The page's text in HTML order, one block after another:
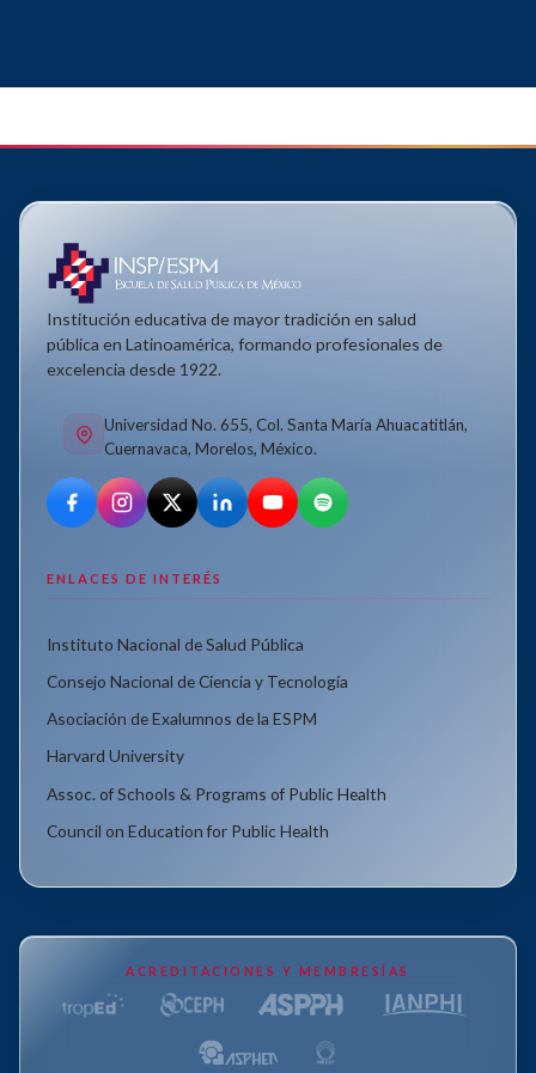
Institución educativa de mayor tradición en salud
pública en Latinoamérica, formando profesionales de
excelencia desde 1922.
Universidad No. 655, Col. Santa María Ahuacatitlán,
Cuernavaca, Morelos, México.
ENLACES DE INTERÉS
Instituto Nacional de Salud Pública
Consejo Nacional de Ciencia y Tecnología
Asociación de Exalumnos de la ESPM
Harvard University
Assoc. of Schools & Programs of Public Health
Council on Education for Public Health
ACREDITACIONES Y MEMBRESÍAS